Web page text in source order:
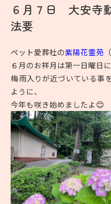
６月７日 大安寺
法要
ペット愛葬社の紫陽花霊苑
６月のお祥月は第一日曜日
梅雨入りが近づいている事
ように、
今年も咲き始めましたよ😊